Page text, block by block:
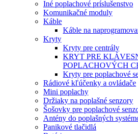
Iné poplachové príslušenstvo
Komunikačné moduly
Káble
Káble na
Kryty
Kryty pre centrály
KRYT PRE
POPLACHOVÝCH
Kryty pre poplachové
Rádiové kľúčenky a ovládače
Mini poplachy
Držiaky na poplašné senzory
Šošovky pre poplachové
Antény do poplašných
Panikové tlačidlá